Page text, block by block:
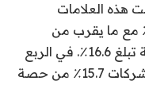
من عام 2022 ، سجلت هذه العلامات
نموًا سنويًا سلبيًا بنسبة 2٪ مع ما يقرب من
193،000 وحدة شحن وحصة سوقية تبلغ 16.6٪. في الربع
الرابع من عام 2021 ، سجلت هذه الشركات 15.7٪ من حصة